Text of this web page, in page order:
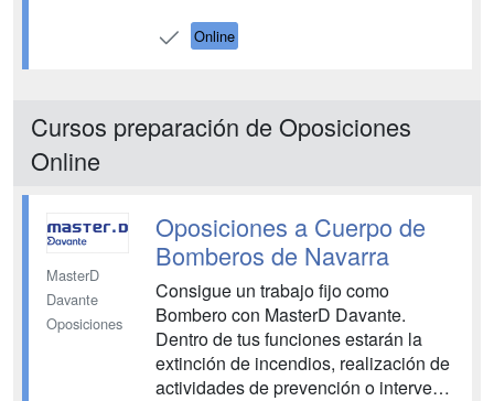
desarrollo de campañas de
garantizar la igualdad en la administ...
Online
Cursos preparación de Oposiciones
Online
MasterD
Davante
Oposiciones
Oposiciones a Cuerpo de
Bomberos de Navarra
Consigue un trabajo fijo como
Bombero con MasterD Davante.
Dentro de tus funciones estarán la
extinción de incendios, realización de
actividades de prevención o intervenir